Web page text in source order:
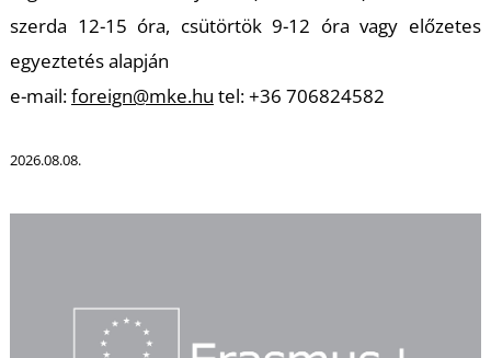
szerda 12-15 óra, csütörtök 9-12 óravagy előzetes
egyeztetés alapján
e-mail:foreign@mke.hu tel: +36 706824582
2026.08.08.